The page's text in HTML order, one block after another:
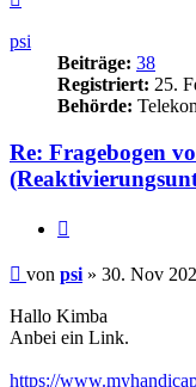
psi
Beiträge: 38
Registriert: 25.
Behörde:
Re: Fragebogen
Beitrag
von psi » 30. Nov
Hallo Kimba
Anbei ein Link.
https://